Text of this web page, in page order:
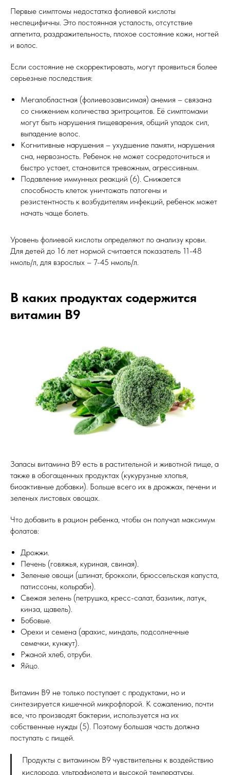
Первые симптомы недостатка фолиевой кислоты
неспецифичны. Это постоянная усталость, отсутствие
аппетита, раздражительность, плохое состояние кожи, ногтей
и волос.
Если состояние не скорректировать, могут проявиться более
серьезные последствия:
Мегалобластная (фолиевозависимая) анемия – связана
со снижением количества эритроцитов. Её симптомами
могут быть нарушения пищеварения, общий упадок сил,
выпадение волос.
Когнитивные нарушения – ухудшение памяти, нарушения
сна, нервозность. Ребенок не может сосредоточиться и
быстро устает, становится тревожным, агрессивным.
Подавление иммунных реакций (6). Снижается
способность клеток уничтожать патогены и
резистентность к возбудителям инфекций, ребенок может
начать чаще болеть.
Уровень фолиевой кислоты определяют по анализу крови.
Для детей до 16 лет нормой считается показатель 11-48
нмоль/л, для взрослых – 7-45 нмоль/л.
В каких продуктах содержится
витамин В9
Запасы витамина В9 есть в растительной и животной пище, а
также в обогащенных продуктах (кукурузные хлопья,
биоактивные добавки). Больше всего их в дрожжах, печени и
зеленых листовых овощах.
Что добавить в рацион ребенка, чтобы он получал максимум
фолатов:
Дрожжи.
Печень (говяжья, куриная, свиная).
Зеленые овощи (шпинат, брокколи, брюссельская капуста,
патиссоны, кольраби).
Свежая зелень (петрушка, кресс-салат, базилик, латук,
кинза, щавель).
Бобовые.
Орехи и семена (арахис, миндаль, подсолнечные
семечки, кунжут).
Ржаной хлеб, отруби.
Яйцо.
Витамин В9 не только поступает с продуктами, но и
синтезируется кишечной микрофлорой. К сожалению, почти
все, что производят бактерии, используется на их
собственные нужды (5). Поэтому большая часть должна
поступать с пищей.
Продукты с витамином В9 чувствительны к воздействию
кислорода, ультрафиолета и высокой температуры.